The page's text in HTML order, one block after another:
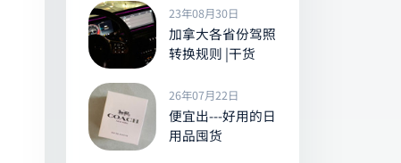
费班车，送冰棒
等，全家出游别错
过！
23年08月30日
加拿大各省份驾照
转换规则 |干货
26年07月22日
便宜出---好用的日
用品囤货